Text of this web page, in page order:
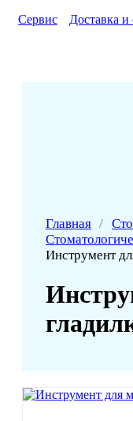
Сервис
Доставка и
Главная /
Инструмент